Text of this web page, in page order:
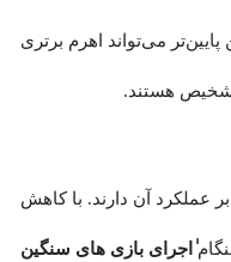
می‌تواند اهرم برتری
هستند.
عملکرد آن دارند. با کاهش
ٰاجرای بازی های سنگین